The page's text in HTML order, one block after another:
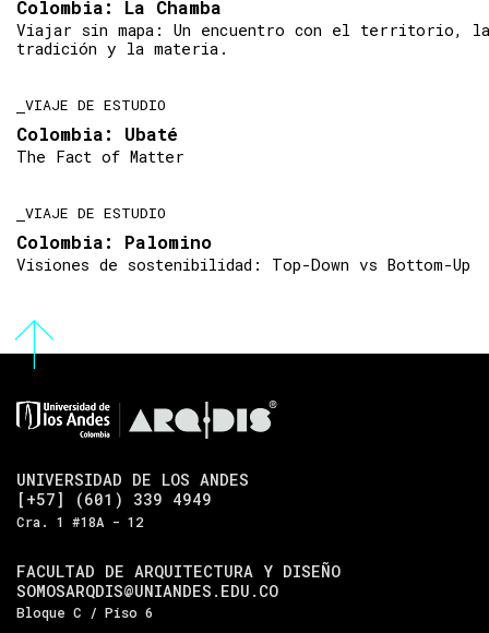
Colombia: La Chamba
Viajar sin mapa: Un encuentro con el territorio, la
tradición y la materia.
VIAJE DE ESTUDIO
Colombia: Ubaté
The Fact of Matter
VIAJE DE ESTUDIO
Colombia: Palomino
Visiones de sostenibilidad: Top-Down vs Bottom-Up
UNIVERSIDAD DE LOS ANDES
[+57] (601) 339 4949
Cra. 1 #18A - 12
FACULTAD DE ARQUITECTURA Y DISEÑO
SOMOSARQDIS@UNIANDES.EDU.CO
Bloque C / Piso 6